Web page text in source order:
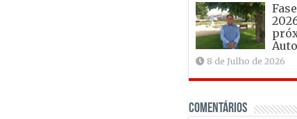
8 de Julho de 2026
Comentários